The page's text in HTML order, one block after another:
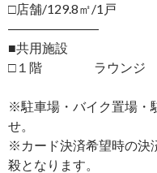
□店舗/129.8㎡/1戸
―――――――
■共用施設
□１階 ラウンジ
※駐車場・バイク置場・
せ。
※カード決済希望時の決
殺となります。